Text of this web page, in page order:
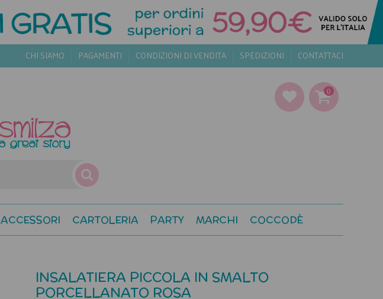
CHI SIAMO PAGAMENTI CONDIZIONI DI VENDITA SPEDIZIONI CONTATTACI
0
ACCESSORI CARTOLERIA PARTY MARCHI COCCODÈ
INSALATIERA PICCOLA IN SMALTO
PORCELLANATO ROSA